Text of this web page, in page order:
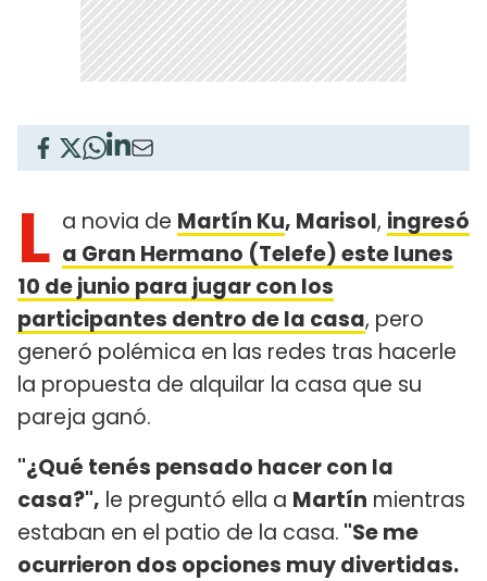
L a novia de Martín Ku, Marisol, ingresó
a Gran Hermano (Telefe) este lunes
10 de junio para jugar con los
participantes dentro de la casa, pero
generó polémica en las redes tras hacerle
la propuesta de alquilar la casa que su
pareja ganó.
"¿Qué tenés pensado hacer con la
casa?", le preguntó ella a Martín mientras
estaban en el patio de la casa. "Se me
ocurrieron dos opciones muy divertidas.